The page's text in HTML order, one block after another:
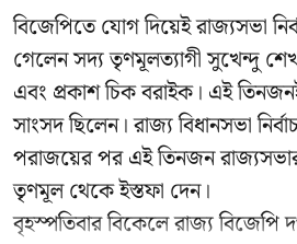
বিজেপিতে যোগ দিয়েই রাজ্যসভা
গেলেন সদ্য তৃণমূলত্যাগী সুখেন্দু
এবং প্রকাশ চিক বরাইক। এই
সাংসদ ছিলেন। রাজ্য বিধানসভা
পরাজয়ের পর এই তিনজন
তৃণমূল থেকে ইস্তফা দেন।
বৃহস্পতিবার বিকেলে রাজ্য বিজেপি